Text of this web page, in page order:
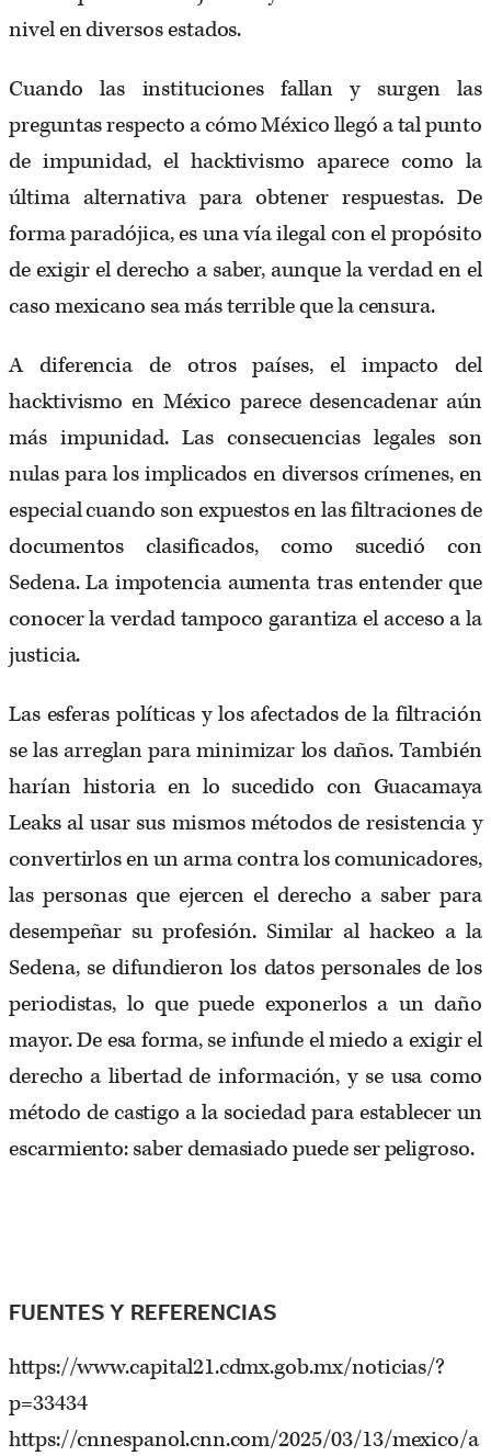
nivel en diversos estados.
Cuando las instituciones fallan y surgen las
preguntas respecto a cómo México llegó a tal punto
de impunidad, el hacktivismo aparece como la
última alternativa para obtener respuestas. De
forma paradójica, es una vía ilegal con el propósito
de exigir el derecho a saber, aunque la verdad en el
caso mexicano sea más terrible que la censura.
A diferencia de otros países, el impacto del
hacktivismo en México parece desencadenar aún
más impunidad. Las consecuencias legales son
nulas para los implicados en diversos crímenes, en
especial cuando son expuestos en las filtraciones de
documentos clasificados, como sucedió con
Sedena. La impotencia aumenta tras entender que
conocer la verdad tampoco garantiza el acceso a la
justicia.
Las esferas políticas y los afectados de la filtración
se las arreglan para minimizar los daños. También
harían historia en lo sucedido con Guacamaya
Leaks al usar sus mismos métodos de resistencia y
convertirlos en un arma contra los comunicadores,
las personas que ejercen el derecho a saber para
desempeñar su profesión. Similar al hackeo a la
Sedena, se difundieron los datos personales de los
periodistas, lo que puede exponerlos a un daño
mayor. De esa forma, se infunde el miedo a exigir el
derecho a libertad de información, y se usa como
método de castigo a la sociedad para establecer un
escarmiento: saber demasiado puede ser peligroso.
FUENTES Y REFERENCIAS
https://www.capital21.cdmx.gob.mx/noticias/?
p=33434
https://cnnespanol.cnn.com/2025/03/13/mexico/a